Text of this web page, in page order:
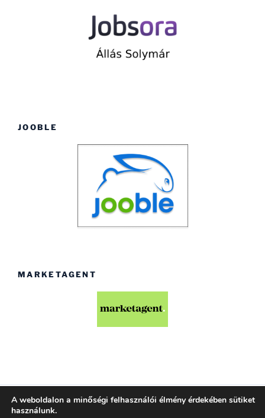
JOOBLE
MARKETAGENT
Köszönjük WordPress!
A weboldalon a minőségi felhasználói élmény érdekében sütiket
használunk.